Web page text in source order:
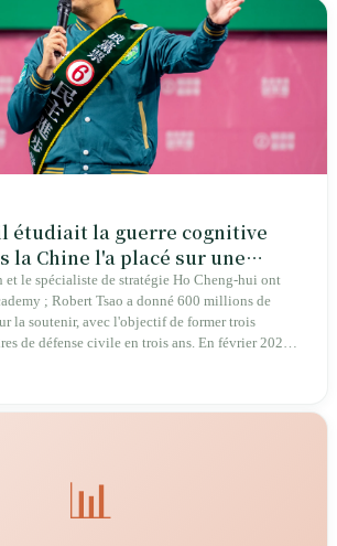
étudiait la guerre cognitive
la Chine l'a placé sur une
et le spécialiste de stratégie Ho Cheng-hui ont
; Robert Tsao a donné 600 millions de
la soutenir, avec l'objectif de former trois
de défense civile en trois ans. En février 2024,
comme député sans circonscription du Parti
pour publier les coordonnées de son
📊